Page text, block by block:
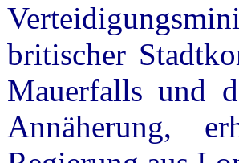
britischer
Mauerfalls und
Annäherung,